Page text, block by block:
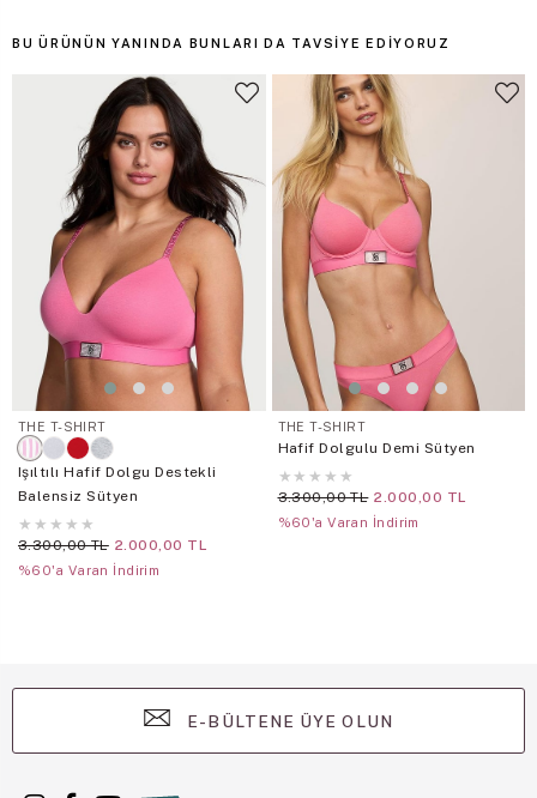
BU ÜRÜNÜN YANINDA BUNLARI DA TAVSIYE EDIYORUZ
THE T-SHIRT
Işıltılı Hafif Dolgu Destekli
Balensiz Sütyen
★ ★ ★ ★ ★
3.300,00 TL 2.000,00 TL
%60'a Varan İndirim
THE T-SHIRT
Hafif Dolgulu Demi Sütyen
★ ★ ★ ★ ★
3.300,00 TL 2.000,00 TL
%60'a Varan İndirim
E-BÜLTENE ÜYE OLUN